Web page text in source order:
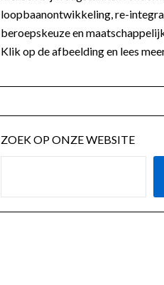
loopbaanontwikkeling, re-
beroepskeuze en
Klik op de afbeelding en lees
ZOEK OP ONZE WEBSITE